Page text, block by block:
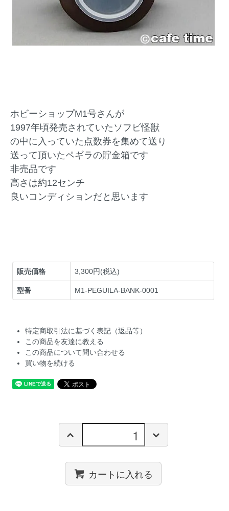
ホビーショップM1号さんが
1997年頃発売されていたソフビ怪獣
の中に入っていた点数券を集めて送り
送って頂いたペギラの貯金箱です
非売品です
高さは約12センチ
良いコンディションだと思います
販売価格 3,300円(税込)
型番 M1-PEGUILA-BANK-0001
特定商取引法に基づく表記（返品等）
この商品を友達に教える
この商品について問い合わせる
買い物を続ける
カートに入れる